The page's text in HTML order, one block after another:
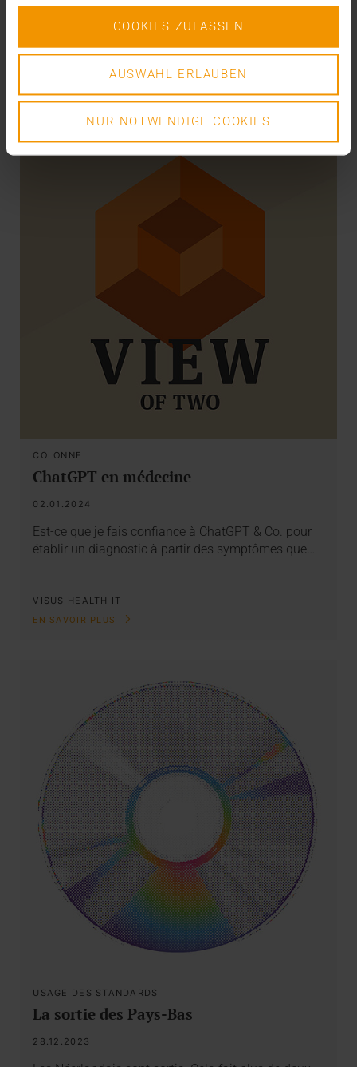
COOKIES ZULASSEN
AUSWAHL ERLAUBEN
NUR NOTWENDIGE COOKIES
plus l’échange irréprochable d’informations…
COLONNE
ChatGPT en médecine
02.01.2024
Est-ce que je fais confiance à ChatGPT & Co. pour
établir un diagnostic à partir des symptômes que…
VISUS HEALTH IT
EN SAVOIR PLUS
USAGE DES STANDARDS
La sortie des Pays-Bas
28.12.2023